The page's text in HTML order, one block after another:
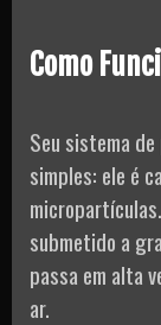
Como
Seu sistema
simples: ele é
submetido a
passa em alta
ar.